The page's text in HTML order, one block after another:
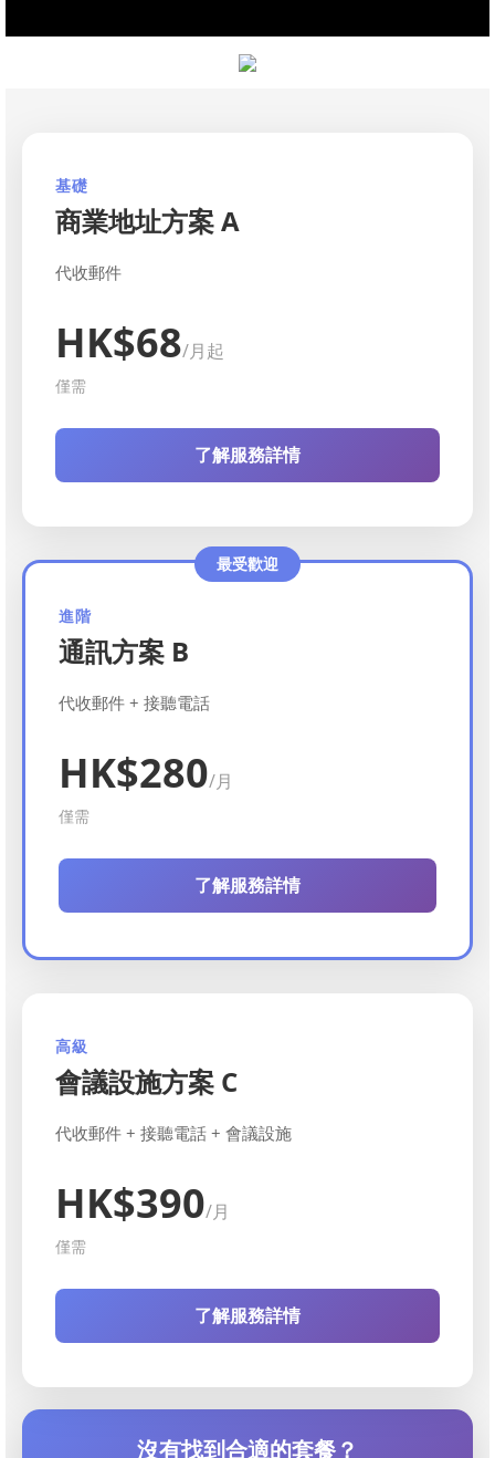
基礎
商業地址方案 A
代收郵件
HK$68/月起
僅需
了解服務詳情
最受歡迎
進階
通訊方案 B
代收郵件 + 接聽電話
HK$280/月
僅需
了解服務詳情
高級
會議設施方案 C
代收郵件 + 接聽電話 + 會議設施
HK$390/月
僅需
了解服務詳情
沒有找到合適的套餐？